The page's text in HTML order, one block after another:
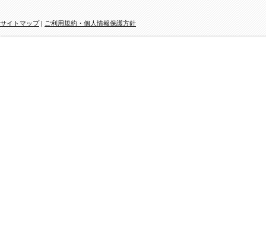
サイトマップ| ご利用規約・個人情報保護方針